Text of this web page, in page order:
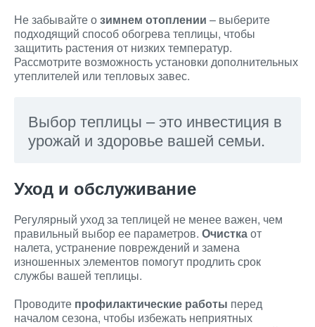
Не забывайте озимнем отоплении – выберите
подходящий способ обогрева теплицы, чтобы
защитить растения от низких температур.
Рассмотрите возможность установки дополнительных
утеплителей или тепловых завес.
Выбор теплицы – это инвестиция в
урожай и здоровье вашей семьи.
Уход и обслуживание
Регулярный уход за теплицей не менее важен, чем
правильный выбор ее параметров. Очисткаот
налета, устранение повреждений и замена
изношенных элементов помогут продлить срок
службы вашей теплицы.
Проводите профилактические работы перед
началом сезона, чтобы избежать неприятных